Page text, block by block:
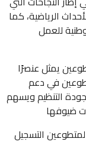
الرياضية، كما
للعمل
يمثل عنصرًا
في دعم
جودة التنظيم ويسهم
التسجيل